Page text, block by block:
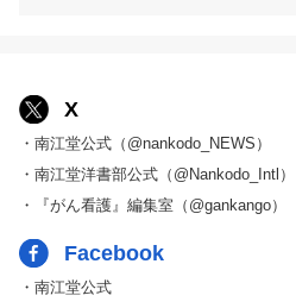
X
・南江堂公式（@nankodo_NEWS）
・南江堂洋書部公式（@Nankodo_Intl）
・『がん看護』編集室（@gankango）
Facebook
・南江堂公式